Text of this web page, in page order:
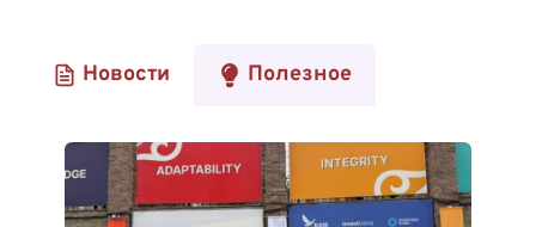
Новости Полезное